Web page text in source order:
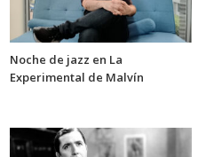
Noche de jazz en La
Experimental de Malvín